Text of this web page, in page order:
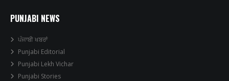
PUNJABI NEWS
ਪੰਜਾਬੀ ਖਬਰਾਂ
Punjabi Editorial
Punjabi Lekh Vichar
Punjabi Stories